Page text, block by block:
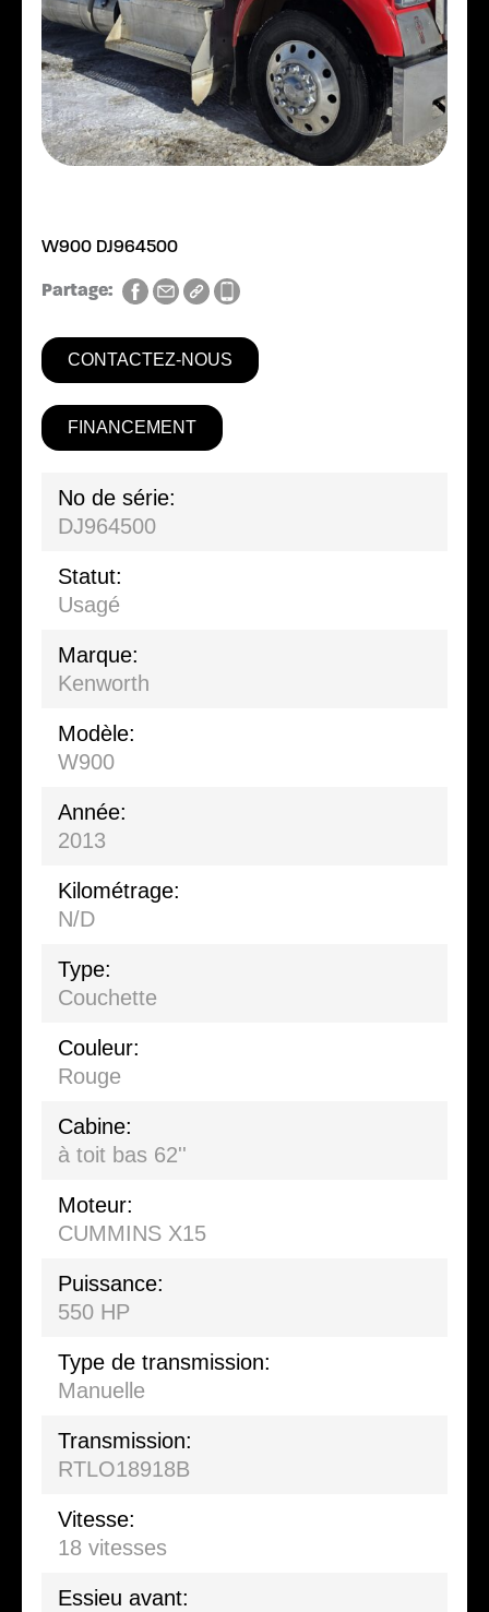
W900 DJ964500
Partage:
CONTACTEZ-NOUS
FINANCEMENT
No de série:
DJ964500
Statut:
Usagé
Marque:
Kenworth
Modèle:
W900
Année:
2013
Kilométrage:
N/D
Type:
Couchette
Couleur:
Rouge
Cabine:
à toit bas 62''
Moteur:
CUMMINS X15
Puissance:
550 HP
Type de transmission:
Manuelle
Transmission:
RTLO18918B
Vitesse:
18 vitesses
Essieu avant: